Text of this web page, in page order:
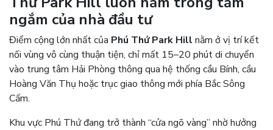
ngắm của nhà đầu tư
Điểm cộng lớn nhất của Phú Thứ Park Hill nằm ở vị trí kết
nối vùng vô cùng thuận tiện, chỉ mất 15–20 phút di chuyển
vào trung tâm Hải Phòng thông qua hệ thống cầu Bính, cầu
Hoàng Văn Thụ hoặc trục giao thông mới phía Bắc Sông
Cấm.
Khu vực Phú Thứ đang trở thành “cửa ngõ vàng” nhờ hưởng